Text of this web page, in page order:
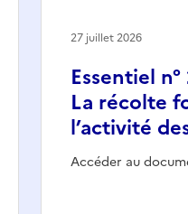
Essentiel
La récolte
l’activité
Accéder au
27 juillet 2026